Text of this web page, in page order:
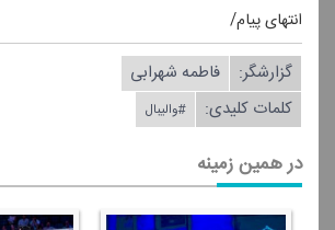
انتهای پیام/
گزارشگر:
فاطمه شهرابی
کلمات کلیدی:
#والیبال
در همین زمینه